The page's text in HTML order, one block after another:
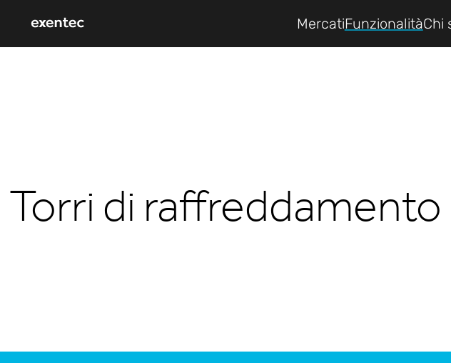
MercatiFunzionalitàChi
Torri di raffreddamento